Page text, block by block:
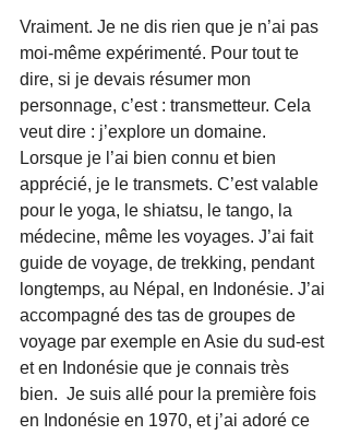
Vraiment. Je ne dis rien que je n’ai pas
moi-même expérimenté. Pour tout te
dire, si je devais résumer mon
personnage, c’est : transmetteur. Cela
veut dire : j’explore un domaine.
Lorsque je l’ai bien connu et bien
apprécié, je le transmets. C’est valable
pour le yoga, le shiatsu, le tango, la
médecine, même les voyages. J’ai fait
guide de voyage, de trekking, pendant
longtemps, au Népal, en Indonésie. J’ai
accompagné des tas de groupes de
voyage par exemple en Asie du sud-est
et en Indonésie que je connais très
bien.  Je suis allé pour la première fois
en Indonésie en 1970, et j’ai adoré ce